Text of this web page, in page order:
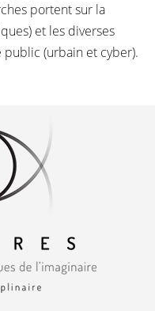
portent sur la
et les diverses
public (urbain et cyber).